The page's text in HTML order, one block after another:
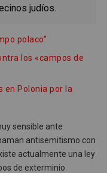
judíos.
polaco”
los «campos de
en Polonia por la
sensible ante
antisemitismo con
actualmente una ley
de exterminio